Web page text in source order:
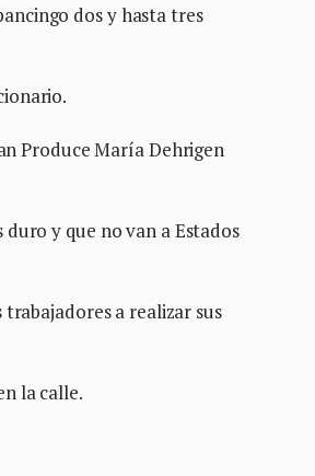
dos y hasta tres
Produce María Dehrigen
y que no van a Estados
a realizar sus
la calle.